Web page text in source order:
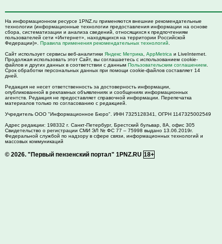
На информационном ресурсе 1PNZ.ru применяются внешние рекомендательные
технологии (информационные технологии предоставления информации на основе
сбора, систематизации и анализа сведений, относящихся к предпочтениям
пользователей сети «Интернет», находящихся на территории Российской
Федерации)». Правила применения рекомендательных технологий
Сайт использует сервисы веб-аналитики Яндекс Метрика AppMetrica и LiveInternet.
Продолжая использовать этот Сайт, вы соглашаетесь с использованием cookie-
файлов и других данных в соответствии с данным Пользовательским соглашением
Срок обработки персональных данных при помощи cookie-файлов составляет 14
дней.
Редакция не несет ответственность за достоверность информации,
опубликованной в рекламных объявлениях и сообщениях информационных
агентств. Редакция не предоставляет справочной информации. Перепечатка
материалов только по согласованию с редакцией.
Учредитель ООО "Информационное Бюро". ИНН 7325128341, ОГРН 1147325002549
Адрес редакции: 198332 г. Санкт-Петербург, Брестский бульвар, 8А, офис 305
Свидетельство о регистрации СМИ ЭЛ № ФС 77 – 75998 выдано 13.06.2019г.
Федеральной службой по надзору в сфере связи, информационных технологий и
массовых коммуникаций
© 2026. "Первый пензенский портал" 1PNZ.RU 18+